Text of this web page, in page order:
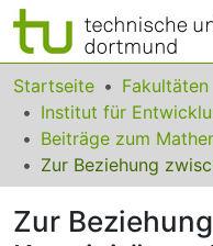
Bereiche & Sammlungen
Das gesamte
Statistiken
FAQ
Startseite Fakultäten
Zur